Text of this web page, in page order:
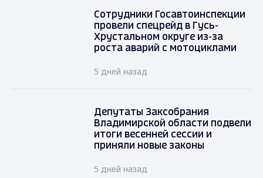
Сотрудники Госавтоинспекции
провели спецрейд в Гусь-
Хрустальном округе из-за
роста аварий с мотоциклами
5 дней назад
Депутаты Заксобрания
Владимирской области подвели
итоги весенней сессии и
приняли новые законы
5 дней назад